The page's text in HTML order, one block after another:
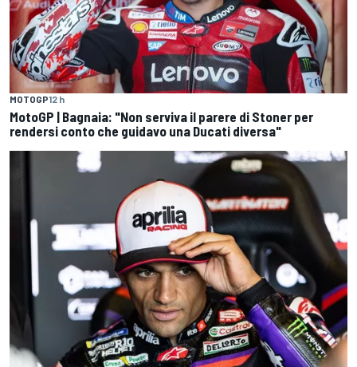
MOTOGP12 h
MotoGP | Bagnaia: "Non serviva il parere di Stoner per
rendersi conto che guidavo una Ducati diversa"